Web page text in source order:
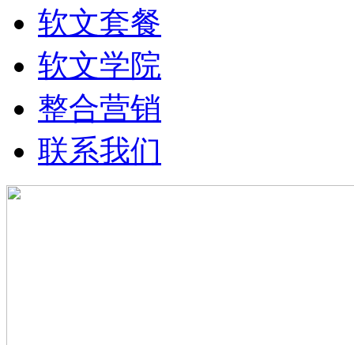
软文套餐
软文学院
整合营销
联系我们